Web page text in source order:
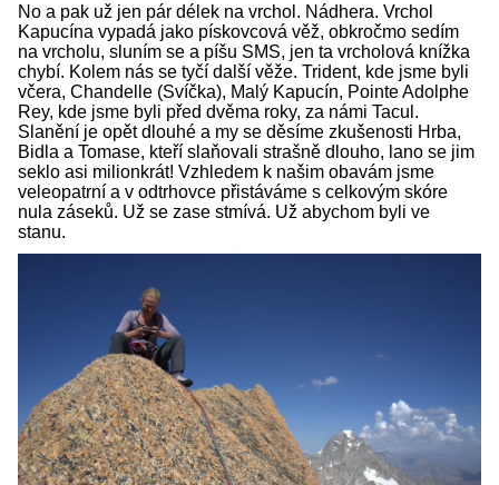
No a pak už jen pár délek na vrchol. Nádhera. Vrchol
Kapucína vypadá jako pískovcová věž, obkročmo sedím
na vrcholu, sluním se a píšu SMS, jen ta vrcholová knížka
chybí. Kolem nás se tyčí další věže. Trident, kde jsme byli
včera, Chandelle (Svíčka), Malý Kapucín, Pointe Adolphe
Rey, kde jsme byli před dvěma roky, za námi Tacul.
Slanění je opět dlouhé a my se děsíme zkušenosti Hrba,
Bidla a Tomase, kteří slaňovali strašně dlouho, lano se jim
seklo asi milionkrát! Vzhledem k našim obavám jsme
veleopatrní a v odtrhovce přistáváme s celkovým skóre
nula záseků. Už se zase stmívá. Už abychom byli ve
stanu.